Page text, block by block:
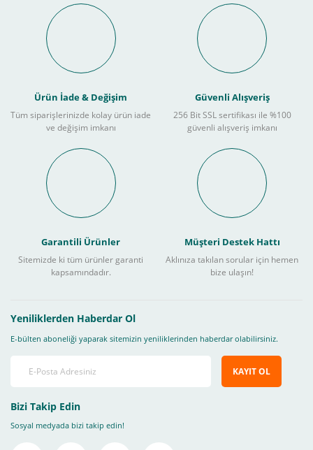
Ürün İade & Değişim
Tüm siparişlerinizde kolay ürün iade
ve değişim imkanı
Güvenli Alışveriş
256 Bit SSL sertifikası ile %100
güvenli alışveriş imkanı
Garantili Ürünler
Sitemizde ki tüm ürünler garanti
kapsamındadır.
Müşteri Destek Hattı
Aklınıza takılan sorular için hemen
bize ulaşın!
Yeniliklerden Haberdar Ol
E-bülten aboneliği yaparak sitemizin yeniliklerinden haberdar olabilirsiniz.
KAYIT OL
Bizi Takip Edin
Sosyal medyada bizi takip edin!